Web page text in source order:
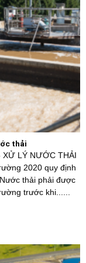
thải
XỬ LÝ NƯỚC THẢI
2020 quy định
thải phải được
trước khi......